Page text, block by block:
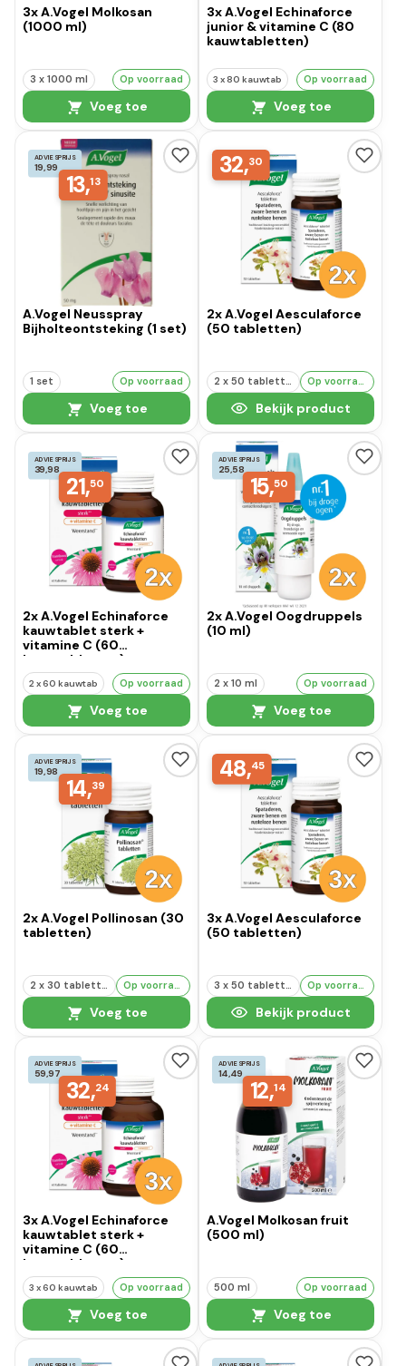
3x A.Vogel Molkosan
(1000 ml)
3 x 1000 ml Op voorraad
Voeg toe
3x A.Vogel Echinaforce
junior & vitamine C (80
kauwtabletten)
3 x 80 kauwtab Op voorraad
Voeg toe
ADVIESPRIJS
19,99
13,13
A.Vogel Neusspray
Bijholteontsteking (1 set)
1 set Op voorraad
Voeg toe
32,30
2x A.Vogel Aesculaforce
(50 tabletten)
Bekijk product
ADVIESPRIJS
39,98
21,50
2x A.Vogel Echinaforce
kauwtablet sterk +
vitamine C (60
kauwtabletten)
2 x 60 kauwtab Op voorraad
Voeg toe
ADVIESPRIJS
25,58
15,50
2x A.Vogel Oogdruppels
(10 ml)
2 x 10 ml Op voorraad
Voeg toe
ADVIESPRIJS
19,98
14,39
2x A.Vogel Pollinosan (30
tabletten)
Voeg toe
48,45
3x A.Vogel Aesculaforce
(50 tabletten)
Bekijk product
ADVIESPRIJS
59,97
32,24
3x A.Vogel Echinaforce
kauwtablet sterk +
vitamine C (60
kauwtabletten)
3 x 60 kauwtab Op voorraad
Voeg toe
ADVIESPRIJS
14,49
12,14
A.Vogel Molkosan fruit
(500 ml)
500 ml Op voorraad
Voeg toe